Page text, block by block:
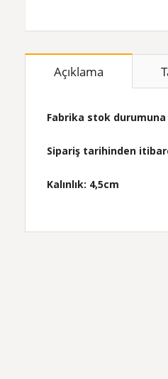
Açıklama
Fabrika stok
Sipariş tarihinden
Kalınlık: 4,5cm